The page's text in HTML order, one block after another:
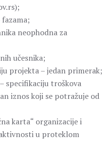
neophodna za
učesnika;
projekta – jedan primerak;
specifikaciju troškova
iznos koji se potražuje od
karta“ organizacije i
u proteklom